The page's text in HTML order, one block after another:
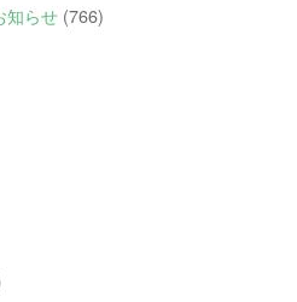
知らせ(766)